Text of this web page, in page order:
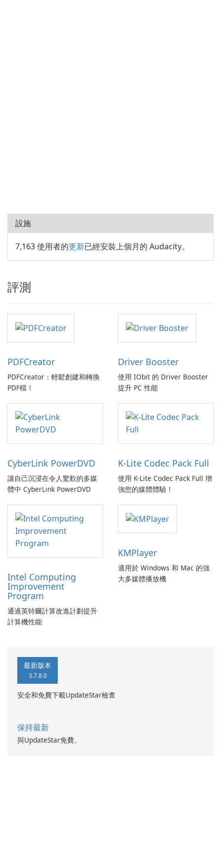
設施
7,163 使用者的更新已經安裝上個月的 Audacity。
評測
PDFCreator
PDFCreator：輕鬆創建和轉換
PDF檔！
Driver Booster
使用 IObit 的 Driver Booster
提升 PC 性能
CyberLink PowerDVD
讓自己沉浸在令人驚歎的多媒
體中 CyberLink PowerDVD
K-Lite Codec Pack Full
使用 K-Lite Codec Pack Full 增
強您的媒體體驗！
Intel Computing
Improvement
Program
通過英特爾計算改進計劃提升
計算機性能
KMPlayer
適用於 Windows 和 Mac 的強
大多媒體播放機
最新版本
3.7.8.0
安全和免費下載UpdateStar檢查
保持最新
與UpdateStar免費。